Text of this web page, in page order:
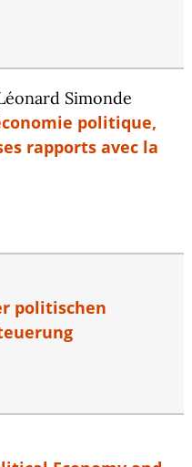
Simonde
politique,
rapports avec la
politischen